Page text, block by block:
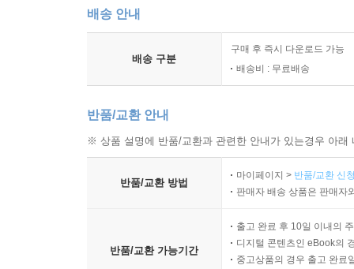
배송 안내
배송 구분
구매 후 즉시 다운로드 가능
배송비 : 무료배송
반품/교환 안내
※ 상품 설명에 반품/교환과 관련한 안내가 있는경우 아
반품/교환 방법
마이페이지 > 반품/교환 신
판매자 배송 상품은 판매자
반품/교환 가능기간
출고 완료 후 10일 이내의
디지털 콘텐츠인 eBook의
중고상품의 경우 출고 완료